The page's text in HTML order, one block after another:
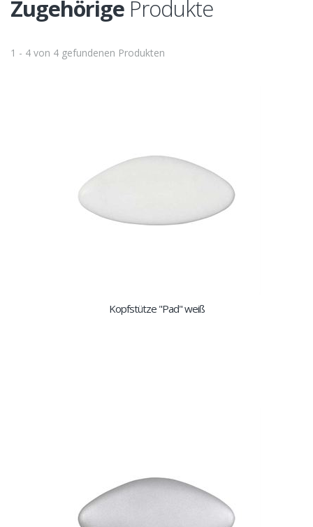
Zugehörige Produkte
1 - 4 von 4 gefundenen Produkten
Kopfstütze "Pad" weiß